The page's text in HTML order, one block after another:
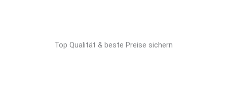
Top Qualität & beste Preise sichern